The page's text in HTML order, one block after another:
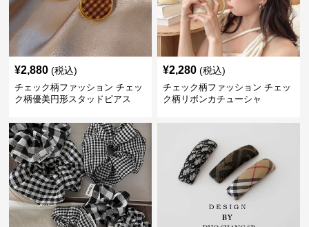
¥2,880 (税込)
チェック柄ファッション チェッ
ク柄優美円形スタッドピアス
¥2,280 (税込)
チェック柄ファッション チェッ
ク柄リボンカチューシャ